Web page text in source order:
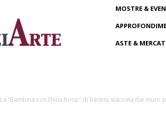
MOSTRE &
ASTE &
La “Bambina con l’hula hoop” di Banksy staccata dal muro